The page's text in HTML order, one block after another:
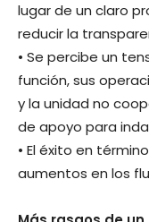
lugar de un claro
reducir la
• Se percibe un
función, sus
y la unidad no
de apoyo para
• El éxito en
aumentos en los